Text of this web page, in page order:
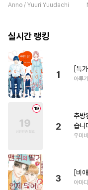
얀데레로 돌변했습니다 [단
Anno / Yuuri Yuudachi
실시간 랭킹
1
[특
아루
2
추방
습니
우미
3
[비
야마